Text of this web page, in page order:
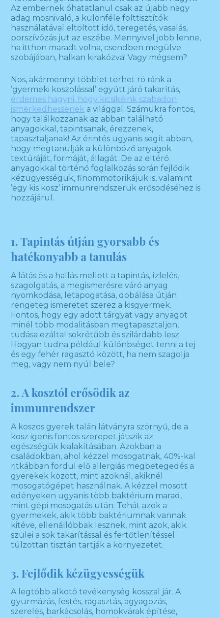
Az embernek óhatatlanul csak az újabb nagy
adag mosnivaló, a különféle folttisztítók
használatával eltöltött idő, teregetés, vasalás,
porszívózás jut az eszébe. Mennyivel jobb lenne,
ha itthon maradt volna, csendben megülve
szobájában, halkan kirakózva! Vagy mégsem?
Nos, akármennyi többlet terhet ró ránk a
’gyermeki koszolással’ együtt járó takarítás,
érdemes hagyni, hogy kicsikéink szabadon
ismerkedhessenek a világgal. Számukra fontos,
hogy találkozzanak az abban található
anyagokkal, tapintsanak, érezzenek,
tapasztaljanak! Az érintés ugyanis segít abban,
hogy megtanulják a különböző anyagok
textúráját, formáját, állagát. De az eltérő
anyagokkal történő foglalkozás során fejlődik
kézügyességük, finommotorikájuk is, valamint
’egy kis kosz’ immunrendszerük erősödéséhez is
hozzájárul.
1. Tapintás útján gyorsabb és
hatékonyabb a tanulás
A látás és a hallás mellett a tapintás, ízlelés,
szagolgatás, a megismerésre váró anyag
nyomkodása, letapogatása, dobálása útján
rengeteg ismeretet szerez a kisgyermek.
Fontos, hogy egy adott tárgyat vagy anyagot
minél több modalitásban megtapasztaljon,
tudása ezáltal sokrétűbb és szilárdabb lesz.
Hogyan tudna például különbséget tenni a tej
és egy fehér ragasztó között, ha nem szagolja
meg, vagy nem nyúl bele?
2. A kosztól erősödik az
immunrendszer
A koszos gyerek talán látványra szörnyű, de a
kosz igenis fontos szerepet játszik az
egészségük kialakításában. Azokban a
családokban, ahol kézzel mosogatnak, 40%-kal
ritkábban fordul elő allergiás megbetegedés a
gyerekek között, mint azoknál, akiknél
mosogatógépet használnak. A kézzel mosott
edényeken ugyanis több baktérium marad,
mint gépi mosogatás után. Tehát azok a
gyermekek, akik több baktériumnak vannak
kitéve, ellenállóbbak lesznek, mint azok, akik
szülei a sok takarítással és fertőtlenítéssel
túlzottan tisztán tartják a környezetet.
3. Fejlődik kézügyességük
A legtöbb alkotó tevékenység kosszal jár. A
gyurmázás, festés, ragasztás, agyagozás,
szerelés, barkácsolás, homokvárak építése,